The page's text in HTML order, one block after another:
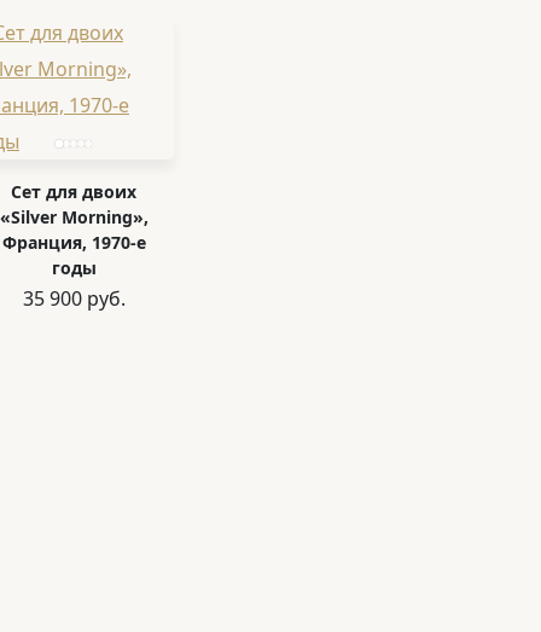
Сет для двоих
«Silver Morning»,
Франция, 1970-е
годы
35 900 руб.